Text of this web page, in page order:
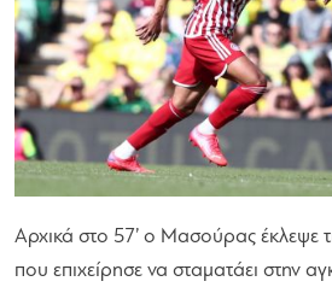
Αρχικά στο 57’ ο Μασούρας έκλεψε
που επιχείρησε να σταματάει στην